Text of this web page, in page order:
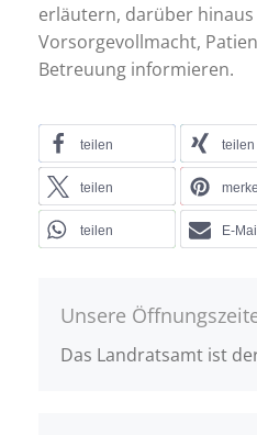
erläutern, darüber
Vorsorgevollmacht,
Betreuung informieren.
teilen teilen
teilen
teilen E-
Unsere
Das Landratsamt ist